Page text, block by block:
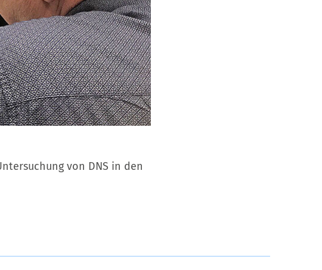
von DNS in den